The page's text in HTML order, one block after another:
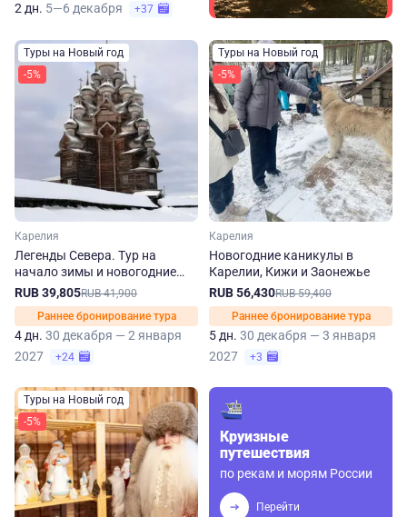
2 дн. 5—6 декабря +37
Туры на Новый год
-5%
Карелия
Легенды Севера. Тур на
начало зимы и новогодние
праздники в Карелии
RUB 39,805RUB 41,900
Раннее бронирование тура
4 дн. 30 декабря — 2 января
2027
+24
Туры на Новый год
-5%
Карелия
Новогодние каникулы в
Карелии, Кижи и Заонежье
RUB 56,430RUB 59,400
Раннее бронирование тура
5 дн. 30 декабря — 3 января
2027
+3
Туры на Новый год
-5%
Круизные
путешествия
по рекам и морям России
Перейти